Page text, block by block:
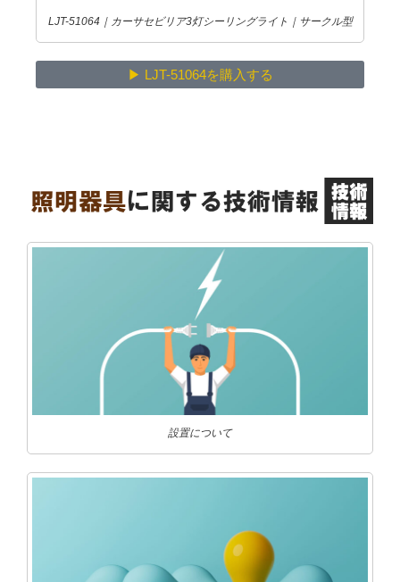
LJT-51064｜カーサセビリア3灯シーリングライト｜サークル型
▶ LJT-51064を購入する
設置について